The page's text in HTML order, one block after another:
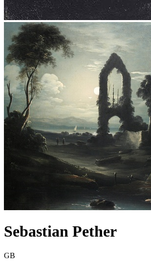
Sebastian Pether
GB